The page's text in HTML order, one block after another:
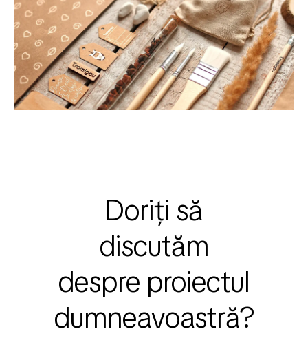
Doriți să
discutăm
despre proiectul
dumneavoastră?